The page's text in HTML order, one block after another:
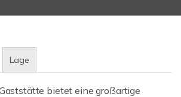
Lage
bietet eine großartige